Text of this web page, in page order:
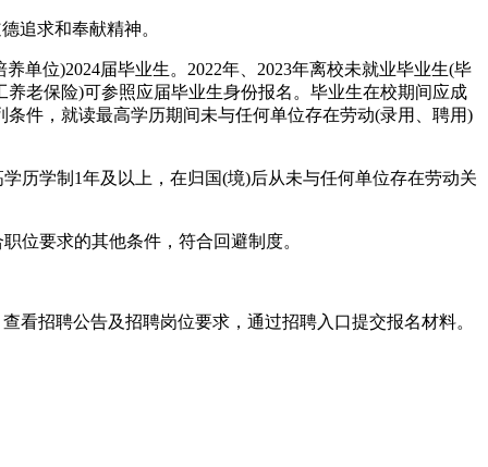
追求和奉献精神。
位)2024届毕业生。2022年、2023年离校未就业毕业生(毕
老保险)可参照应届毕业生身份报名。毕业生在校期间应成
件，就读最高学历期间未与任何单位存在劳动(录用、聘用)
学制1年及以上，在归国(境)后从未与任何单位存在劳动关
要求的其他条件，符合回避制度。
招聘公告及招聘岗位要求，通过招聘入口提交报名材料。